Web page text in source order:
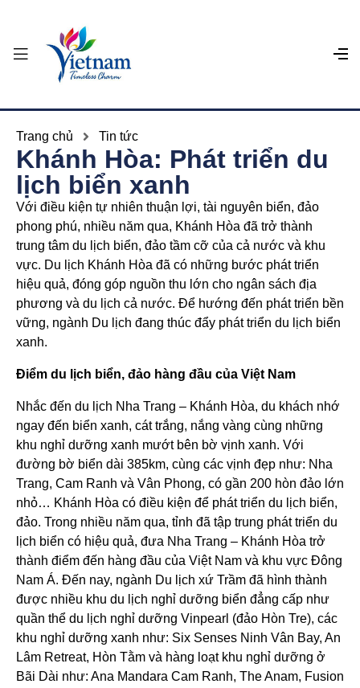
Trang chủ Tin tức
Khánh Hòa: Phát triển du
lịch biển xanh
Với điều kiện tự nhiên thuận lợi, tài nguyên biển, đảo
phong phú, nhiều năm qua, Khánh Hòa đã trở thành
trung tâm du lịch biển, đảo tầm cỡ của cả nước và khu
vực. Du lịch Khánh Hòa đã có những bước phát triển
hiệu quả, đóng góp nguồn thu lớn cho ngân sách địa
phương và du lịch cả nước. Để hướng đến phát triển bền
vững, ngành Du lịch đang thúc đẩy phát triển du lịch biển
xanh.
Điểm du lịch biển, đảo hàng đầu của Việt Nam
Nhắc đến du lịch Nha Trang – Khánh Hòa, du khách nhớ
ngay đến biển xanh, cát trắng, nắng vàng cùng những
khu nghỉ dưỡng xanh mướt bên bờ vịnh xanh. Với
đường bờ biển dài 385km, cùng các vịnh đẹp như: Nha
Trang, Cam Ranh và Vân Phong, có gần 200 hòn đảo lớn
nhỏ… Khánh Hòa có điều kiện để phát triển du lịch biển,
đảo. Trong nhiều năm qua, tỉnh đã tập trung phát triển du
lịch biển có hiệu quả, đưa Nha Trang – Khánh Hòa trở
thành điểm đến hàng đầu của Việt Nam và khu vực Đông
Nam Á. Đến nay, ngành Du lịch xứ Trầm đã hình thành
được nhiều khu du lịch nghỉ dưỡng biển đẳng cấp như
quần thể du lịch nghỉ dưỡng Vinpearl (đảo Hòn Tre), các
khu nghỉ dưỡng xanh như: Six Senses Ninh Vân Bay, An
Lâm Retreat, Hòn Tằm và hàng loạt khu nghỉ dưỡng ở
Bãi Dài như: Ana Mandara Cam Ranh, The Anam, Fusion